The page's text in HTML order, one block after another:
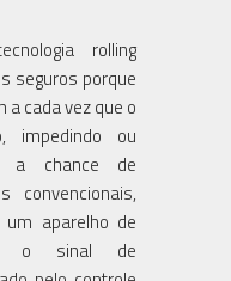
rolling
seguros porque
a cada vez que o
impedindo ou
a chance de
convencionais,
aparelho de
o sinal de